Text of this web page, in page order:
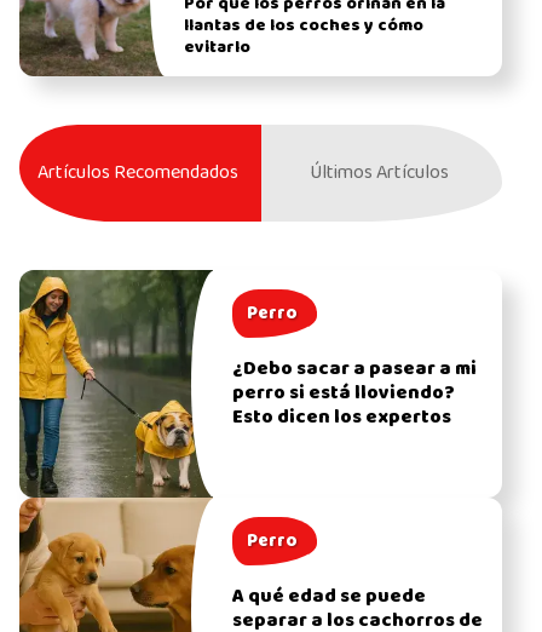
llantas de los coches y cómo
evitarlo
Artículos Recomendados Últimos Artículos
Perro
¿Debo sacar a pasear a mi
perro si está lloviendo?
Esto dicen los expertos
Perro
A qué edad se puede
separar a los cachorros de